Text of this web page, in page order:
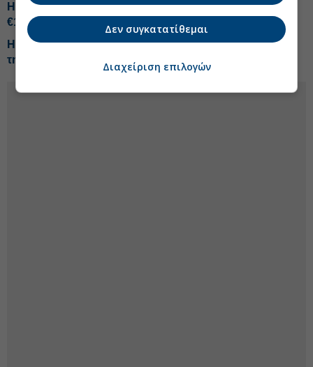
HelleniQ Energy: Outperform και τιμή-στόχος στα
€14,20 από NBG Securities
H έκπληξη από την Helleniq Energy-Τα telecom σχέδια
της ΔΕΗ-Tips για Coca Cola, Alter Ego, ΑΔΜΗΕ, ΙΝΤΕΚ
Δεν συγκατατίθεμαι
Διαχείριση επιλογών